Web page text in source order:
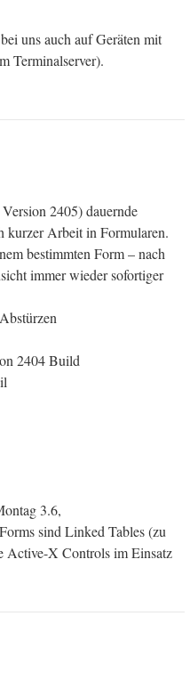
uns auch auf Geräten mit
Terminalserver).
2405) dauernde
kurzer Arbeit in Formularen.
bestimmten Form – nach
immer wieder sofortiger
2404 Build
3.6,
sind Linked Tables (zu
Active-X Controls im Einsatz